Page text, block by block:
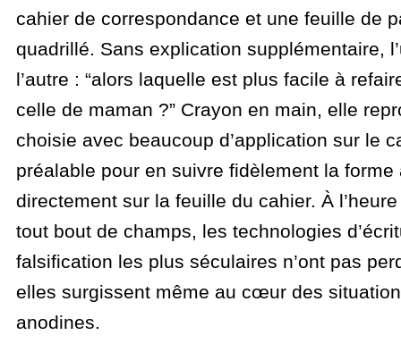
cahier de correspondance et une feuille de
quadrillé. Sans explication supplémentaire,
l’autre : “alors laquelle est plus facile à
celle de maman ?” Crayon en main, elle
choisie avec beaucoup d’application sur le
préalable pour en suivre fidèlement la forme
directement sur la feuille du cahier. À
tout bout de champs, les technologies
falsification les plus séculaires n’ont pas
elles surgissent même au cœur des
anodines.